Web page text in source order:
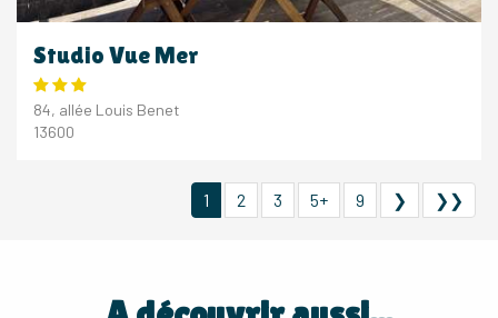
Studio Vue Mer
84, allée Louis Benet
13600
1 2 3 5+ 9 ❯ ❯❯